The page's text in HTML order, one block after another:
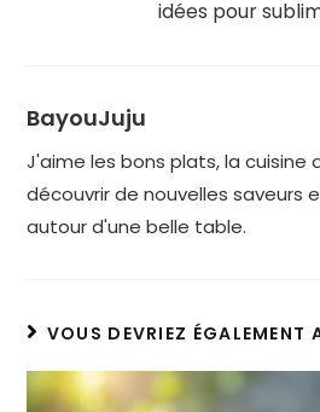
idées pour
BayouJuju
J'aime les bons plats, la cuisine
découvrir de nouvelles saveurs
autour d'une belle table.
VOUS DEVRIEZ ÉGALEMENT